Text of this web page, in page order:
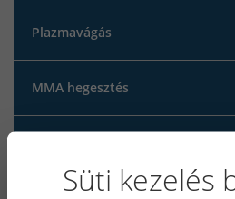
Plazmavágás
MMA hegesztés
Süti kezelés